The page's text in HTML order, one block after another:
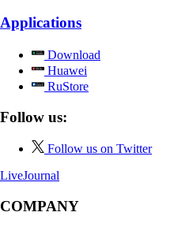
Applications
Download
Huawei
RuStore
Follow us:
Follow us on Twitter
LiveJournal
COMPANY